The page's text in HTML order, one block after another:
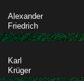



